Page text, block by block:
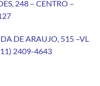
248 – CENTRO –
DE ARAUJO, 515 –VL
2409-4643